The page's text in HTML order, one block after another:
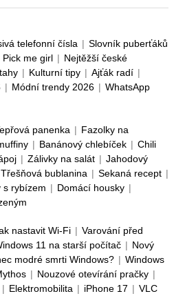
telefonní čísla | Slovník puberťáků
Pick me girl | Nejtěžší české
| Kulturní tipy | Ajťák radí |
| Módní trendy 2026 | WhatsApp
panenka | Fazolky na
| Banánový chlebíček | Chili
| Zálivky na salát | Jahodový
Třešňová bublanina | Sekaná recept |
s rybízem | Domácí housky |
nastavit Wi-Fi | Varování před
11 na starší počítač | Nový
modré smrti Windows? | Windows
| Nouzové otevírání pračky |
| Elektromobilita | iPhone 17 | VLC